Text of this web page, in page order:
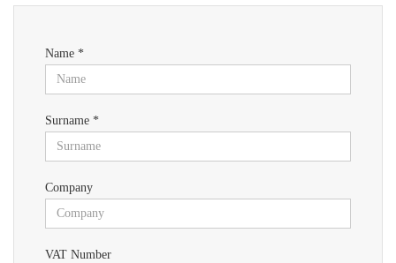
Name *
Surname *
Company
VAT Number